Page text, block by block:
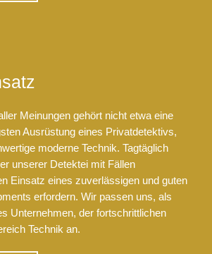
Meinungen gehört nicht etwa eine
Ausrüstung eines Privatdetektivs,
moderne Technik. Tagtäglich
unserer Detektei mit Fällen
Einsatz eines zuverlässigen und guten
erfordern. Wir passen uns, als
Unternehmen, der fortschrittlichen
Technik an.